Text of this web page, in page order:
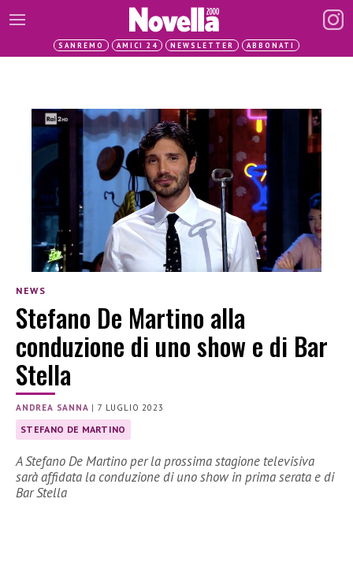
SANREMO AMICI 24 NEWSLETTER ABBONATI
NEWS
Stefano De Martino alla
conduzione di uno show e di Bar
Stella
ANDREA SANNA |7 LUGLIO 2023
STEFANO DE MARTINO
A Stefano De Martino per la prossima stagione televisiva
sarà affidata la conduzione di uno show in prima serata e di
Bar Stella